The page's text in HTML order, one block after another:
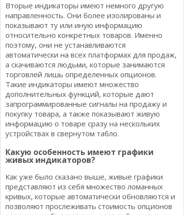
Вторые индикаторы имеют немного другую
направленность. Они более изолированы и
показывают ту или иную информацию
относительно конкретных товаров. Именно
поэтому, они не устанавливаются
автоматически на всех платформах для продаж,
а скачиваются людьми, которые занимаются
торговлей лишь определенных опционов.
Такие индикаторы имеют множество
дополнительных функций, которые дают
запрограммированные сигналы на продажу и
покупку товара, а также показывают живую
информацию о товаре сразу на нескольких
устройствах в свернутом табло.
Какую особенность имеют графики
живых индикаторов?
Как уже было сказано выше, живые графики
представляют из себя множество ломанных
кривых, которые автоматически обновляются и
позволяют прослеживать стоимость опционов